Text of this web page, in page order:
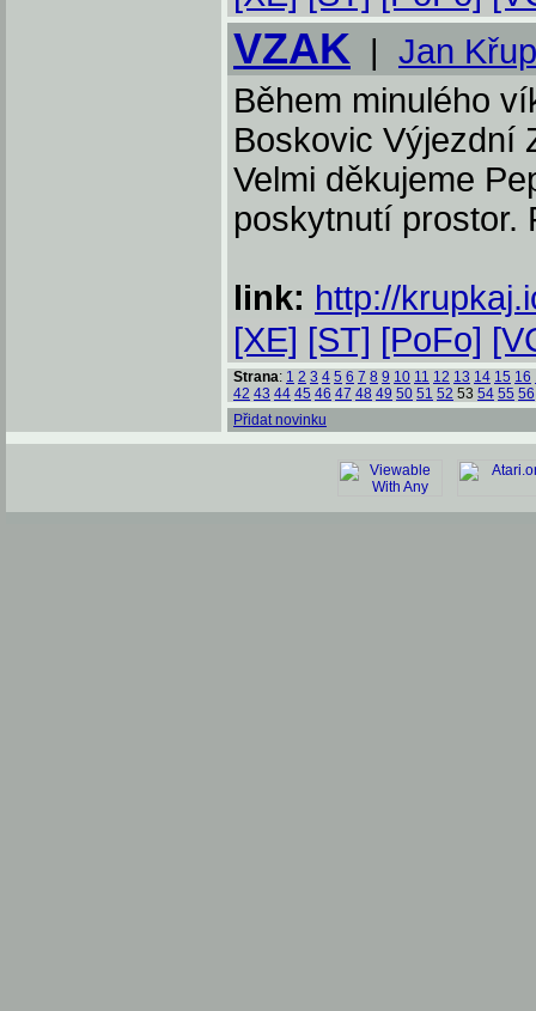
VZAK | Jan
Během minulého
Boskovic Výjezdní
Velmi děkujeme
poskytnutí prostor.
link: http://
[XE] [ST] [PoFo]
Strana: 1 2 3 4 5 6 7 8 9 10 11 12 13 14 15 16
42 43 44 45 46 47 48 49 50 51 52 53 54 55 56
Přidat novinku